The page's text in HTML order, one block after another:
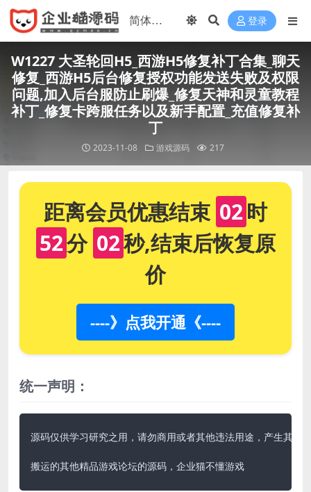
登录
W1227 大圣轮回H5_西游H5修复补丁合集_聊天
修复_西游H5后台修复授权功能发送失败及权限
问题,加入后台服防止刷爆_修复天神和灵童教程
补丁_修复卡跨服任务以及新手配置_充值修复补
丁
2023-11-08 游戏源码 217
距离会员优惠结束 02时
52分 02秒,结束后恢复原
价
----》点我开通《----
统一声明：
源码仅供学习研究之用，请勿商用或者其他违法用途，产生其他
搬运的其他精品游戏论坛的源码，企业猫不懂游戏